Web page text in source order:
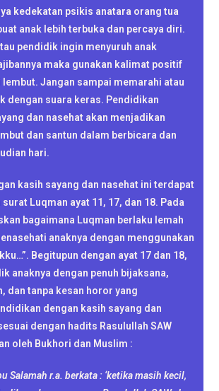
kedekatan psikis anatara orang tua
anak lebih terbuka dan percaya diri.
pendidik ingin menyuruh anak
maka gunakan kalimat positif
Jangan sampai memarahi atau
dengan suara keras. Pendidikan
dan nasehat akan menjadikan
dan santun dalam berbicara dan
hari.
kasih sayang dan nasehat ini terdapat
surat Luqman ayat 11, 17, dan 18. Pada
bagaimana Luqman berlaku lemah
anaknya dengan menggunakan
Begitupun dengan ayat 17 dan 18,
anaknya dengan penuh bijaksana,
dan tanpa kesan horor yang
dengan kasih sayang dan
dengan hadits Rasulullah SAW
oleh Bukhori dan Muslim :
Salamah r.a. berkata : ‘ketika masih kecil,